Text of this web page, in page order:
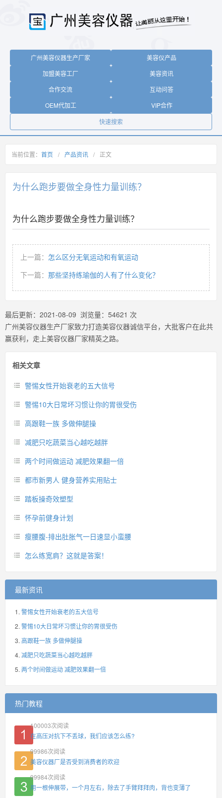
广州美容仪器生产厂家
美容仪产品
加盟美容工厂
美容资讯
合作交流
互动问答
OEM代加工
VIP合作
快速搜索
当前位置： 首页 / 产品资讯 / 正文
为什么跑步要做全身性力量训练？
为什么跑步要做全身性力量训练？
上一篇： 怎么区分无氧运动和有氧运动
下一篇： 那些坚持练瑜伽的人有了什么变化？
最后更新： 2021-08-09 浏览量： 54621 次
广州美容仪器生产厂家致力打造美容仪器诚信平台，大批客户在此共
赢获利，走上美容仪器厂家精英之路。
相关文章
警惕女性开始衰老的五大信号
警惕10大日常坏习惯让你的胃很受伤
高跟鞋一族 多做伸腿操
减肥只吃蔬菜当心越吃越胖
两个时间做运动 减肥效果翻一倍
都市新男人 健身营养实用贴士
踏板操奇效塑型
怀孕前健身计划
瘦腰腹-排出肚胀气一日速显小蛮腰
怎么练宽肩？这就是答案！
最新资讯
警惕女性开始衰老的五大信号
警惕10大日常坏习惯让你的胃很受伤
高跟鞋一族 多做伸腿操
减肥只吃蔬菜当心越吃越胖
两个时间做运动 减肥效果翻一倍
热门教程
100003次阅读
在高压对抗下不丢球，我们应该怎么练?
99986次阅读
美容仪器厂是否受到消费者的欢迎
99984次阅读
用一根伸展带，一个月左右，除去了手臂拜拜肉，背也变薄了